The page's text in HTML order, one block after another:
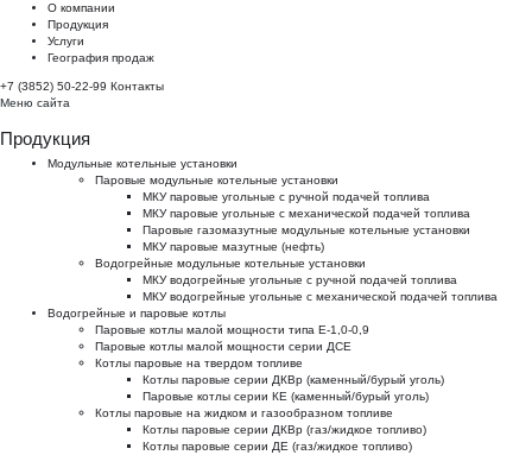
О компании
Продукция
Услуги
География продаж
+7 (3852) 50-22-99 Контакты
Меню сайта
Продукция
Модульные котельные установки
Паровые модульные котельные установки
МКУ паровые угольные с ручной подачей топлива
МКУ паровые угольные с механической подачей топлива
Паровые газомазутные модульные котельные установки
МКУ паровые мазутные (нефть)
Водогрейные модульные котельные установки
МКУ водогрейные угольные с ручной подачей топлива
МКУ водогрейные угольные с механической подачей топлива
Водогрейные и паровые котлы
Паровые котлы малой мощности типа Е-1,0-0,9
Паровые котлы малой мощности серии ДСЕ
Котлы паровые на твердом топливе
Котлы паровые серии ДКВр (каменный/бурый уголь)
Паровые котлы серии КЕ (каменный/бурый уголь)
Котлы паровые на жидком и газообразном топливе
Котлы паровые серии ДКВр (газ/жидкое топливо)
Котлы паровые серии ДЕ (газ/жидкое топливо)